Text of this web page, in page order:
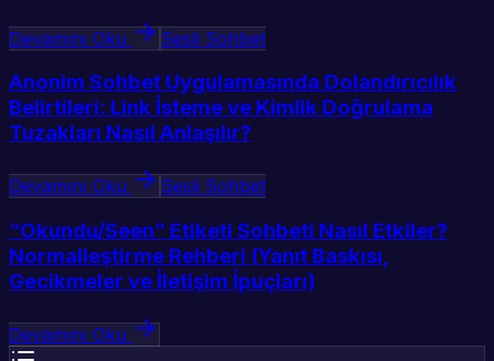
Devamını Oku Sesli Sohbet
Anonim Sohbet Uygulamasında Dolandırıcılık
Belirtileri: Link İsteme ve Kimlik Doğrulama
Tuzakları Nasıl Anlaşılır?
Devamını Oku Sesli Sohbet
“Okundu/Seen” Etiketi Sohbeti Nasıl Etkiler?
Normalleştirme Rehberi (Yanıt Baskısı,
Gecikmeler ve İletişim İpuçları)
Devamını Oku